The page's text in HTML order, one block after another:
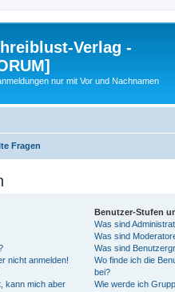
Verlag -
nur mit Vor und Nachnamen
Fragen
nicht anmelden!
kann mich aber
Benutzer-Stufen
Was sind
Was sind
Was sind
Wo finde ich die
bei?
Wie werde ich